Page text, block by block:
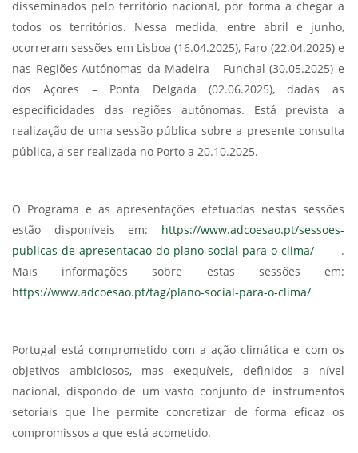
disseminados pelo território nacional, por forma a chegar a
todos os territórios. Nessa medida, entre abril e junho,
ocorreram sessões em Lisboa (16.04.2025), Faro (22.04.2025) e
nas Regiões Autónomas da Madeira - Funchal (30.05.2025) e
dos Açores – Ponta Delgada (02.06.2025), dadas as
especificidades das regiões autónomas. Está prevista a
realização de uma sessão pública sobre a presente consulta
pública, a ser realizada no Porto a 20.10.2025.
O Programa e as apresentações efetuadas nestas sessões
estão disponíveis em:
https://www.adcoesao.pt/sessoes-
publicas-de-apresentacao-do-plano-social-para-o-clima/ .
Mais informações sobre estas sessões em:
https://www.adcoesao.pt/tag/plano-social-para-o-clima/
Portugal está comprometido com a ação climática e com os
objetivos ambiciosos, mas exequíveis, definidos a nível
nacional, dispondo de um vasto conjunto de instrumentos
setoriais que lhe permite concretizar de forma eficaz os
compromissos a que está acometido.